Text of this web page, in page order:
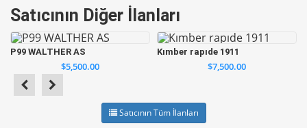
Satıcının Diğer İlanları
P99 WALTHER AS
$5,500.00
Kımber rapıde 1911
$7,500.00
Satıcının Tüm İlanları